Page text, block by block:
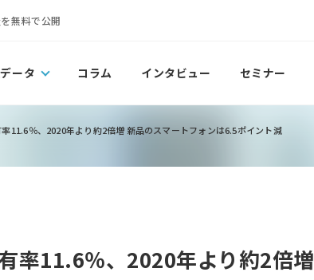
無料で公開
ータ コラム インタビュー セミナー
11.6％、2020年より約2倍増 新品のスマートフォンは6.5ポイント減
率11.6％、2020年より約2倍増